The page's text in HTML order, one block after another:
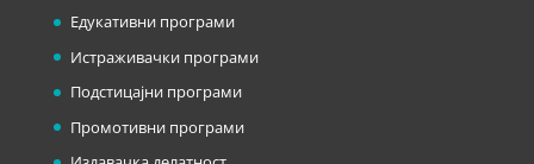
Едукативни програми
Истраживачки програми
Подстицајни програми
Промотивни програми